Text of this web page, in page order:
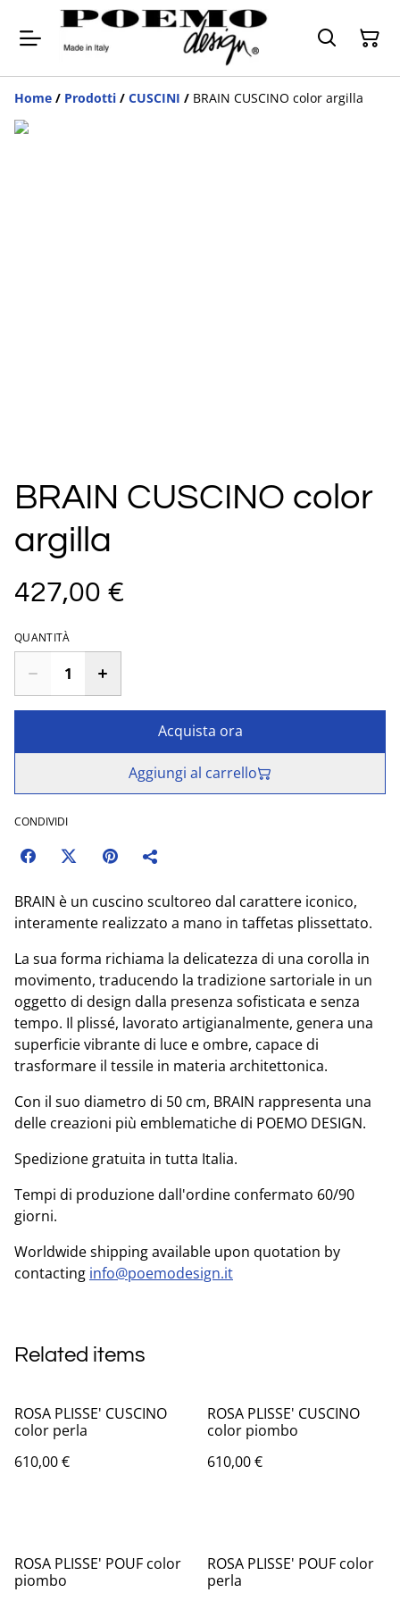
Home / Prodotti / CUSCINI / BRAIN CUSCINO color argilla
BRAIN CUSCINO color
argilla
427,00 €
QUANTITÀ
Acquista ora
Aggiungi al carrello
CONDIVIDI
BRAIN è un cuscino scultoreo dal carattere iconico,
interamente realizzato a mano in taffetas plissettato.
La sua forma richiama la delicatezza di una corolla in
movimento, traducendo la tradizione sartoriale in un
oggetto di design dalla presenza sofisticata e senza
tempo. Il plissé, lavorato artigianalmente, genera una
superficie vibrante di luce e ombre, capace di
trasformare il tessile in materia architettonica.
Con il suo diametro di 50 cm, BRAIN rappresenta una
delle creazioni più emblematiche di POEMO DESIGN.
Spedizione gratuita in tutta Italia.
Tempi di produzione dall'ordine confermato 60/90
giorni.
Worldwide shipping available upon quotation by
contacting info@poemodesign.it
Related items
ROSA PLISSE' CUSCINO
color perla
610,00 €
ROSA PLISSE' CUSCINO
color piombo
610,00 €
ROSA PLISSE' POUF color
piombo
ROSA PLISSE' POUF color
perla